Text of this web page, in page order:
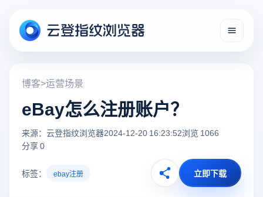
博客>运营场景
eBay怎么注册账户？
来源：云登指纹浏览器2024-12-20 16:23:52浏览 1066
分享 0
标签： ebay注册 立即下载